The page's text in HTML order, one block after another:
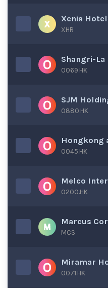
Xenia
XHR
Shangri-La
0069.HK
SJM
0880.HK
Hongkong
0045.HK
Melco
0200.HK
Marcus
MCS
Miramar
0071.HK